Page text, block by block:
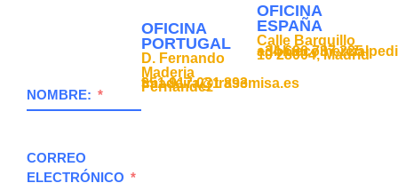
NOMBRE:
CORREO
ELECTRÓNICO
OFICINA
PORTUGAL
D. Fernando
Maderia
Fernandez
351 917 031 893
fmadeira@trasemisa.es
OFICINA
ESPAÑA
Calle Barquillo
10 28004, Madrid
+34 690 737 225